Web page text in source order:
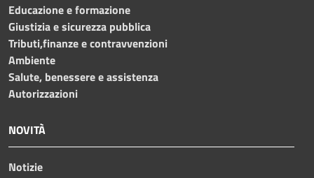
Educazione e formazione
Giustizia e sicurezza pubblica
Tributi,finanze e contravvenzioni
Ambiente
Salute, benessere e assistenza
Autorizzazioni
NOVITÀ
Notizie